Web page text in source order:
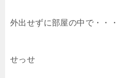
外出せずに部屋の中で・・・
せっせ